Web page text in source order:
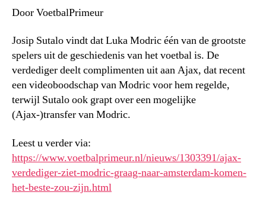
Door VoetbalPrimeur
Josip Sutalo vindt dat Luka Modric één van de grootste
spelers uit de geschiedenis van het voetbal is. De
verdediger deelt complimenten uit aan Ajax, dat recent
een videoboodschap van Modric voor hem regelde,
terwijl Sutalo ook grapt over een mogelijke
(Ajax-)transfer van Modric.
Leest u verder via:
https://www.voetbalprimeur.nl/nieuws/1303391/ajax-
verdediger-ziet-modric-graag-naar-amsterdam-komen-
het-beste-zou-zijn.html